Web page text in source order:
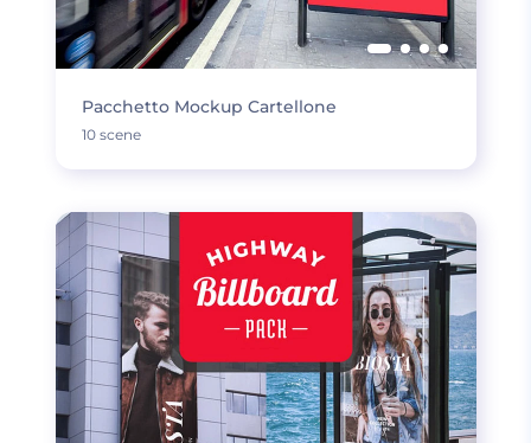
Pacchetto Mockup Cartellone
10 scene